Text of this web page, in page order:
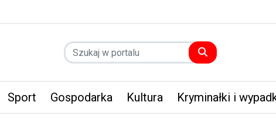
Sport Gospodarka Kultura Kryminałki i